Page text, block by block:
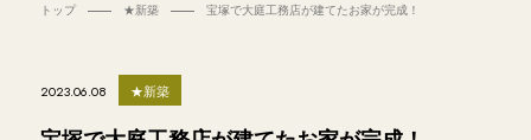
トップ ★新築 宝塚で大庭工務店が建てたお家が完成！
2023.06.08 ★新築